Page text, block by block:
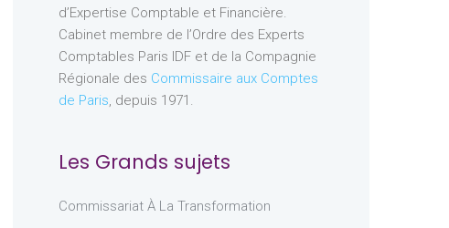
d’Expertise Comptable et Financière.
Cabinet membre de l’Ordre des Experts
Comptables Paris IDF et de la Compagnie
Régionale des Commissaire aux Comptes
de Paris, depuis 1971.
Les Grands sujets
Commissariat À La Transformation